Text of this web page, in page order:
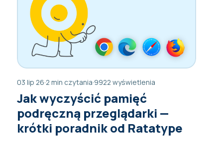
03 lip 26·2 min czytania·9922 wyświetlenia
Jak wyczyścić pamięć
podręczną przeglądarki —
krótki poradnik od Ratatype